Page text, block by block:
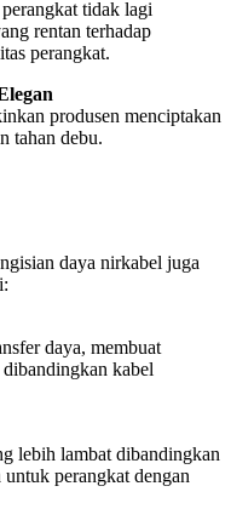
tidak lagi
rentan terhadap
perangkat.
produsen menciptakan
tahan debu.
daya nirkabel juga
daya, membuat
kabel
lebih lambat dibandingkan
perangkat dengan